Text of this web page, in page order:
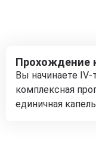
Прохождение
Вы начинаете
комплексная
единичная